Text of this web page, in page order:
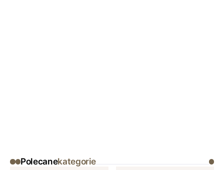
Polecanekategorie